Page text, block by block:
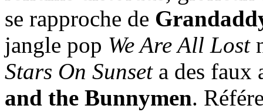
se rapproche de
jangle pop We Are All Lost
Stars On Sunseta des faux
and the Bunnymen.